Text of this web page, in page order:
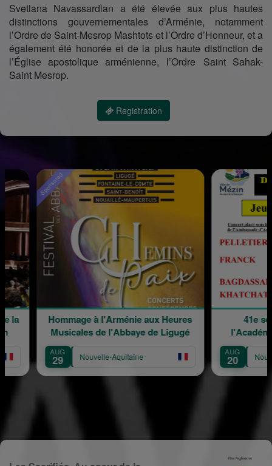
Svetlana Navassardian a été élevée aux plus hautes
distinctions gouvernementales d’Arménie, notamment
l’Ordre de Saint-Mesrop Mashtots et l’Ordre d’Honneur, et a
également été honorée et de la plus haute distinction de
l’Église apostolique arménienne, l’Ordre Saint Sahak-
Saint Mesrop.
Registration
l'Arménie aux Heures
l'Abbaye de Ligugé
Aquitaine
41e session musicale de
l'Académie de Jeunes Solistes
20 Nouvelle-Aquitaine